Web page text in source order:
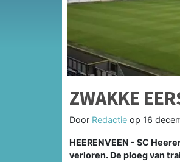
ZWAKKE
Door Redactie op 16
HEERENVEEN - SC
verloren. De ploeg van